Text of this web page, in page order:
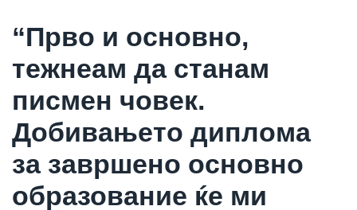
“Прво и основно,
тежнеам да станам
писмен човек.
Добивањето диплома
за завршено основно
образование ќе ми